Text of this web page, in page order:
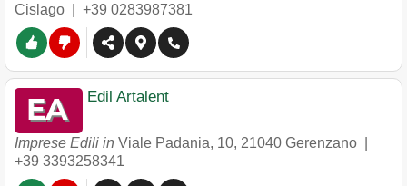
Cislago
+39 0283987381
Edil Artalent
Imprese Edili in Viale Padania, 10, 21040 Gerenzano
+39 3393258341